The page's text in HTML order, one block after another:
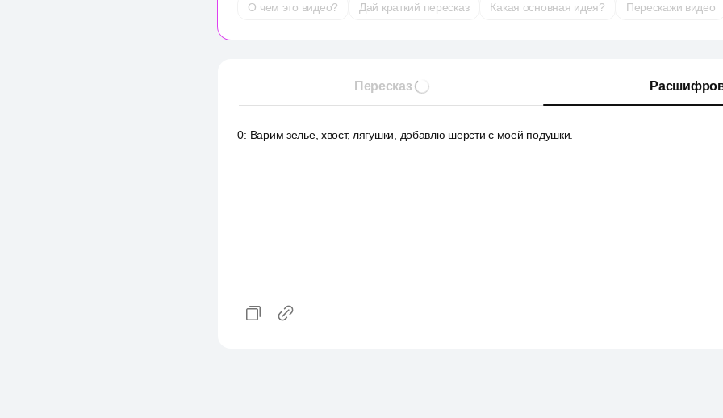
О чем это видео? Дай краткий пересказ Какая основная идея? Перескажи видео
Пересказ
0: Варим зелье, хвост, лягушки, добавлю шерсти с моей подушки.